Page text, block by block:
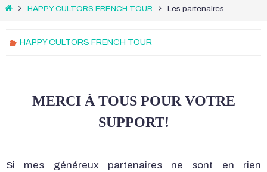
HomeHAPPY CULTORS FRENCH TOUR Les partenaires
HAPPY CULTORS FRENCH TOUR
MERCI À TOUS POUR VOTRE
SUPPORT!
Si mes généreux partenaires ne sont en rien